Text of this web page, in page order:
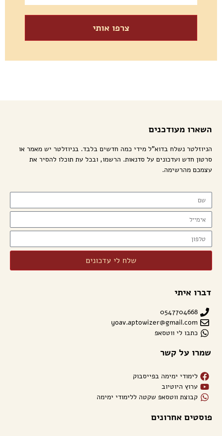
צרפו אותי
השארו מעודכנים
הניוזלטר נשלח בדוא"ל מידי כמה חדשים בלבד. בניוזלטר יש מאמר או
סרטון חדש ועדכונים על סדנאות. הרשמו, ובכל עת תוכלו להסיר את
עצמכם מהרשימה.
שלח לי עדכונים
דברו איתי
0547704668
yoav.aptowizer@gmail.com
כתבו לי ווטסאפ
שמרו על קשר
לימודי ימימה בפייסבוק
ערוץ היוטיוב
קבוצת ווטסאפ שקטה ללימודי ימימה
פוסטים אחרונים